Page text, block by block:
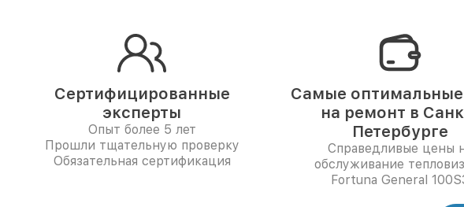
Сертифицированные
эксперты
Опыт более 5 лет
Прошли тщательную проверку
Обязательная сертификация
Самые
на ремонт в
Петербурге
Справедливые цены
обслуживание
Fortuna General